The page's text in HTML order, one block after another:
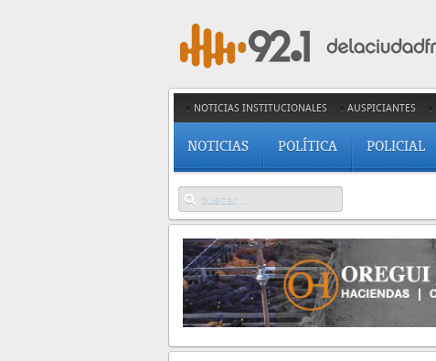
NOTICIAS INSTITUCIONALES AUSPICIANTES
NOTICIAS POLÍTICA POLICIAL